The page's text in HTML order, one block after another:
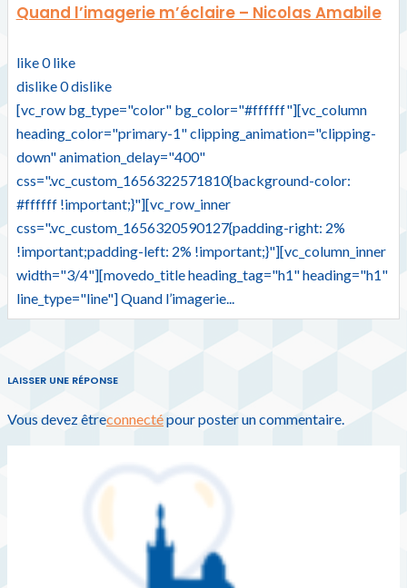
Quand l’imagerie m’éclaire – Nicolas Amabile
like0 like
dislike0dislike
[vc_row bg_type="color" bg_color="#ffffff"][vc_column
heading_color="primary-1" clipping_animation="clipping-
down" animation_delay="400"
css=".vc_custom_1656322571810{background-color:
#ffffff !important;}"][vc_row_inner
css=".vc_custom_1656320590127{padding-right: 2%
!important;padding-left: 2% !important;}"][vc_column_inner
width="3/4"][movedo_title heading_tag="h1" heading="h1"
line_type="line"] Quand l’imagerie...
LAISSER UNE RÉPONSE
Vous devez êtreconnectépour poster un commentaire.